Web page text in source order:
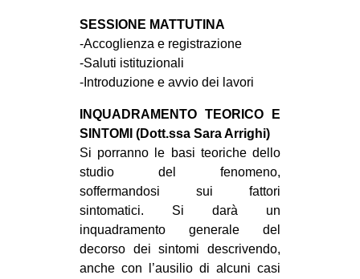
SESSIONE MATTUTINA
-Accoglienza e registrazione
-Saluti istituzionali
-Introduzione e avvio dei lavori
INQUADRAMENTO TEORICO E
SINTOMI (Dott.ssa Sara Arrighi)
Si porranno le basi teoriche dello
studio del fenomeno,
soffermandosi sui fattori
sintomatici. Si darà un
inquadramento generale del
decorso dei sintomi descrivendo,
anche con l’ausilio di alcuni casi